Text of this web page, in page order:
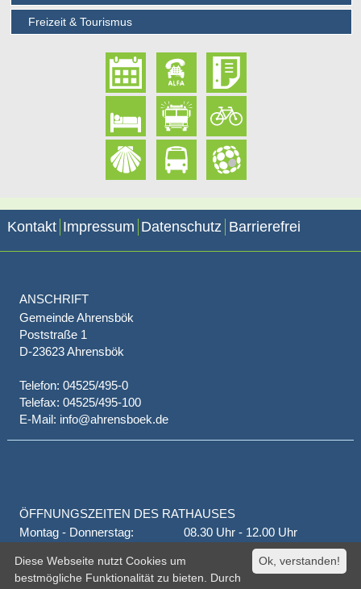
Freizeit & Tourismus
Kontakt Impressum Datenschutz Barrierefrei
ANSCHRIFT
Gemeinde Ahrensbök
Poststraße 1
D-23623 Ahrensbök
Telefon: 04525/495-0
Telefax: 04525/495-100
E-Mail: info@ahrensboek.de
ÖFFNUNGSZEITEN DES RATHAUSES
Montag - Donnerstag:
08.30 Uhr - 12.00 Uhr
14.00 Uhr - 18.00 Uhr
jeden 1. und 3. Montag
16.00 Uhr - 18.00 Uhr
Freitag
geschlossen
Ok, verstanden!
Diese Webseite nutzt Cookies um
bestmögliche Funktionalität zu bieten. Durch